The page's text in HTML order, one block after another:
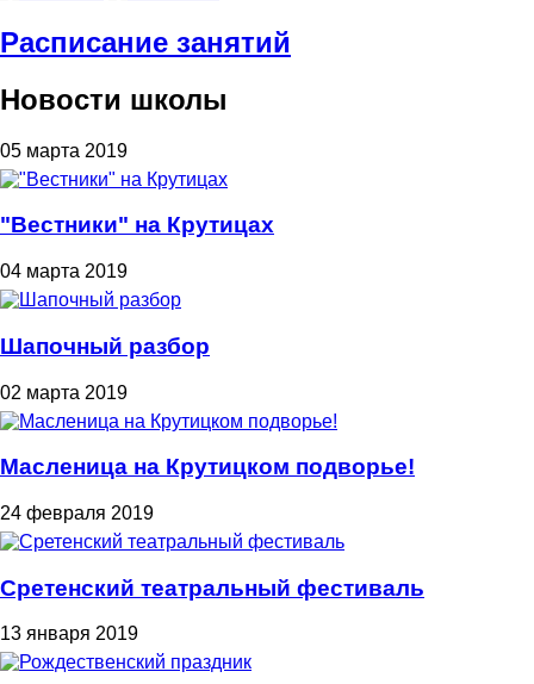
Расписание занятий
Новости школы
05 марта 2019
"Вестники" на Крутицах
04 марта 2019
Шапочный разбор
02 марта 2019
Масленица на Крутицком подворье!
24 февраля 2019
Сретенский театральный фестиваль
13 января 2019